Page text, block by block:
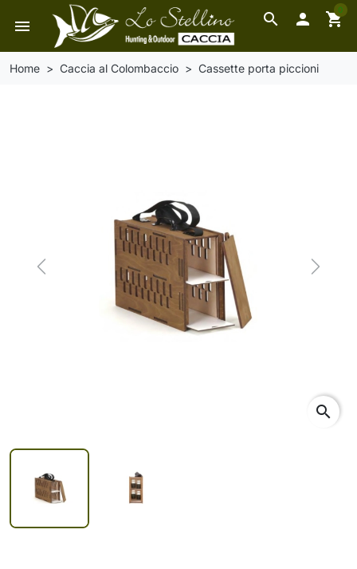
search
menu  shopping_cart
0
Home Caccia al Colombaccio Cassette porta piccioni
Previous Next